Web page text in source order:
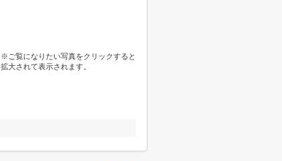
※ご覧になりたい写真をクリックすると
拡大されて表示されます。